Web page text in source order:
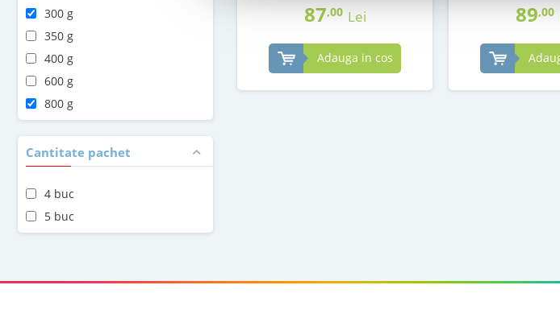
300 g
350 g
400 g
600 g
800 g
Cantitate pachet
4 buc
5 buc
87,00 Lei
Adauga in cos
89,00